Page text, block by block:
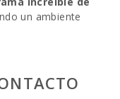
un ambiente
y una
terraza
inolvidables